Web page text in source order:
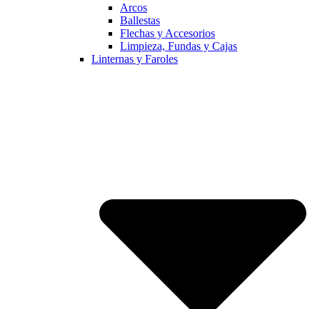
Arcos
Ballestas
Flechas y Accesorios
Limpieza, Fundas y Cajas
Linternas y Faroles